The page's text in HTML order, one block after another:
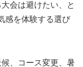
会は避けたい、と
感を体験する選び
、コース変更、暑